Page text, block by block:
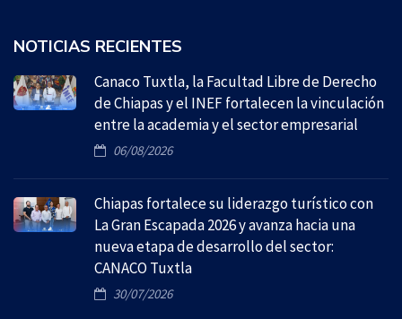
NOTICIAS RECIENTES
Canaco Tuxtla, la Facultad Libre de Derecho
de Chiapas y el INEF fortalecen la vinculación
entre la academia y el sector empresarial
06/08/2026
Chiapas fortalece su liderazgo turístico con
La Gran Escapada 2026 y avanza hacia una
nueva etapa de desarrollo del sector:
CANACO Tuxtla
30/07/2026